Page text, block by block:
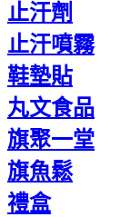
止汗劑
止汗噴霧
鞋墊貼
丸文食品
旗聚一堂
旗魚鬆
禮盒